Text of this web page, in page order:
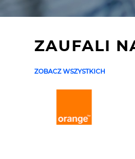
ZAUFALI
ZOBACZ WSZYSTKICH